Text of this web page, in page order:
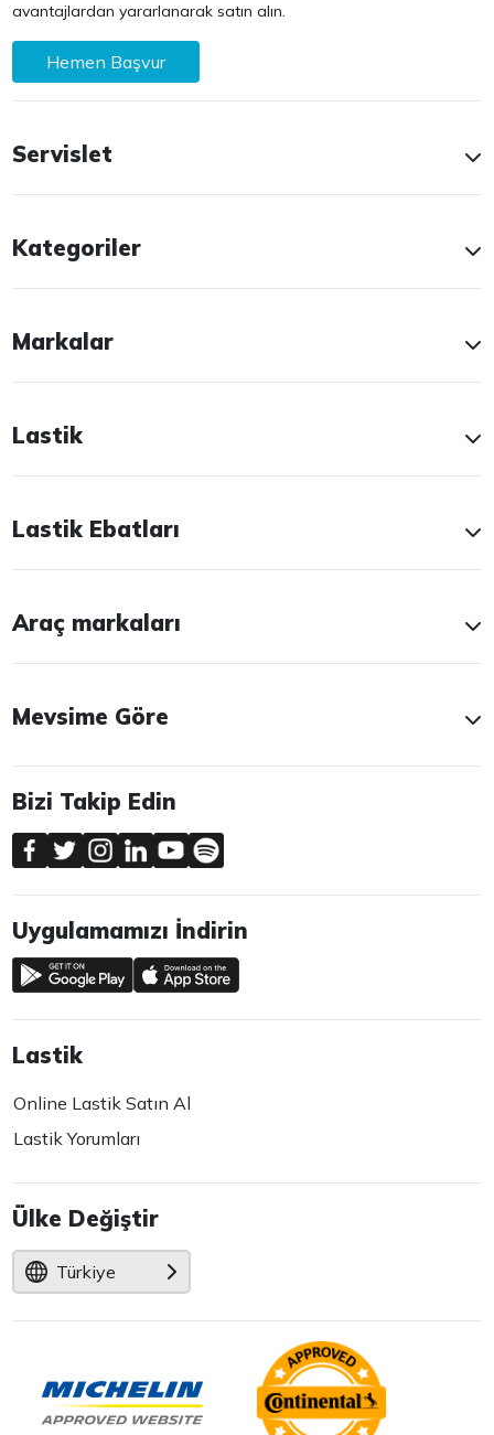
avantajlardan yararlanarak satın alın.
Hemen Başvur
Servislet
Kategoriler
Markalar
Lastik
Lastik Ebatları
Araç markaları
Mevsime Göre
Bizi Takip Edin
Uygulamamızı İndirin
Lastik
Online Lastik Satın Al
Lastik Yorumları
Ülke Değiştir
Türkiye